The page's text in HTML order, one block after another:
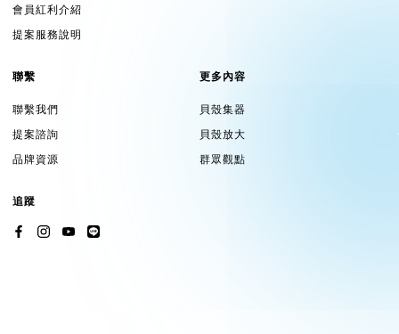
會員紅利介紹
提案服務說明
聯繫
聯繫我們
提案諮詢
品牌資源
更多內容
貝殼集器
貝殼放大
群眾觀點
追蹤